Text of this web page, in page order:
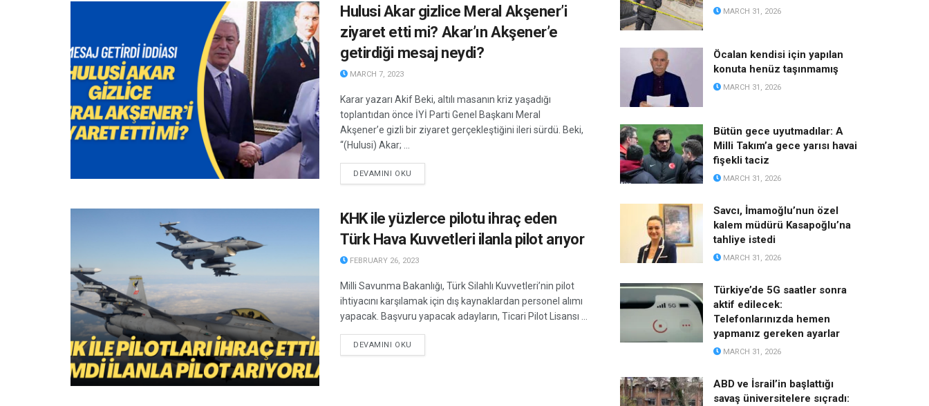
Hulusi Akar gizlice Meral Akşener’i
ziyaret etti mi? Akar’ın Akşener’e
getirdiği mesaj neydi?
MARCH 7, 2023
Karar yazarı Akif Beki, altılı masanın kriz yaşadığı
toplantıdan önce İYİ Parti Genel Başkanı Meral
Akşener’e gizli bir ziyaret gerçekleştiğini ileri sürdü. Beki,
“(Hulusi) Akar; ...
DEVAMINI OKU
KHK ile yüzlerce pilotu ihraç eden
Türk Hava Kuvvetleri ilanla pilot arıyor
FEBRUARY 26, 2023
Milli Savunma Bakanlığı, Türk Silahlı Kuvvetleri’nin pilot
ihtiyacını karşılamak için dış kaynaklardan personel alımı
yapacak. Başvuru yapacak adayların, Ticari Pilot Lisansı ...
DEVAMINI OKU
MARCH 31, 2026
Öcalan kendisi için yapılan
konuta henüz taşınmamış
MARCH 31, 2026
Bütün gece uyutmadılar: A
Milli Takım’a gece yarısı havai
fişekli taciz
MARCH 31, 2026
Savcı, İmamoğlu’nun özel
kalem müdürü Kasapoğlu’na
tahliye istedi
MARCH 31, 2026
Türkiye’de 5G saatler sonra
aktif edilecek:
Telefonlarınızda hemen
yapmanız gereken ayarlar
MARCH 31, 2026
ABD ve İsrail’in başlattığı
savaş üniversitelere sıçradı: